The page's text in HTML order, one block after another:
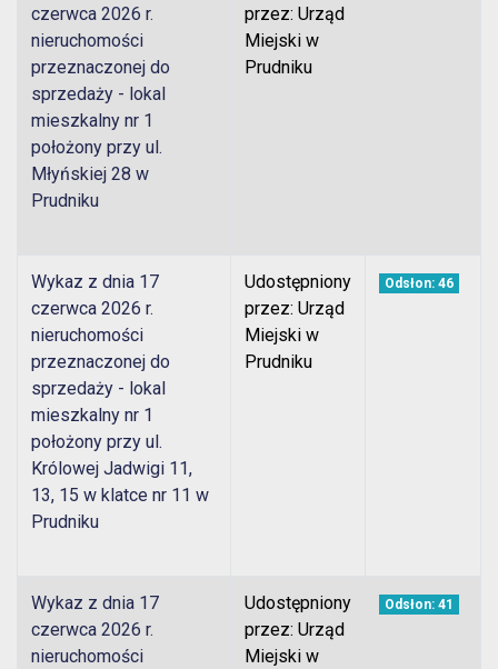
czerwca 2026 r.
nieruchomości
przeznaczonej do
sprzedaży - lokal
mieszkalny nr 1
położony przy ul.
Młyńskiej 28 w
Prudniku
przez: Urząd
Miejski w
Prudniku
Wykaz z dnia 17
czerwca 2026 r.
nieruchomości
przeznaczonej do
sprzedaży - lokal
mieszkalny nr 1
położony przy ul.
Królowej Jadwigi 11,
13, 15 w klatce nr 11 w
Prudniku
Udostępniony
przez: Urząd
Miejski w
Prudniku
Odsłon: 46
Wykaz z dnia 17
czerwca 2026 r.
nieruchomości
Udostępniony
przez: Urząd
Miejski w
Odsłon: 41